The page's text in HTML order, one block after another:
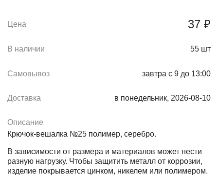
Цена 37 ₽
В наличии 55 шт
Самовывоз завтра с 9 до 13:00
Доставка в понедельник, 2026-08-10
Описание
Крючок-вешалка №25 полимер, серебро.
В зависимости от размера и материалов может нести
разную нагрузку. Чтобы защитить металл от коррозии,
изделие покрывается цинком, никелем или полимером.